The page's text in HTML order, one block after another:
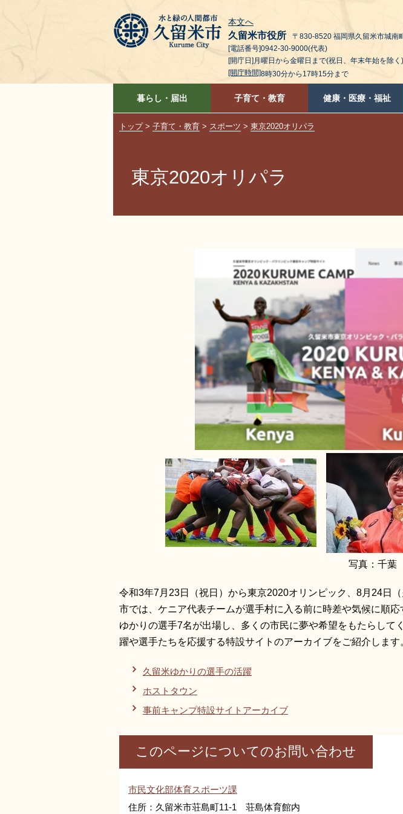
本文へ
久留米市役所 〒830-8520 福岡県久留米市城南
[電話番号]0942-30-9000(代表)
[開庁日]月曜日から金曜日まで(祝日、年末年始を除く)
[開庁時間]8時30分から17時15分まで
暮らし・届出 子育て・教育 健康・医療・福祉
トップ> 子育て・教育 > スポーツ > 東京2020オリパラ
東京2020オリパラ
写真：千葉
令和3年7月23日（祝日）から東京2020オリンピック、8月24日
市では、ケニア代表チームが選手村に入る前に時差や気候に順
ゆかりの選手7名が出場し、多くの市民に夢や希望をもたらし
躍や選手たちを応援する特設サイトのアーカイブをご紹介します
久留米ゆかりの選手の活躍
ホストタウン
事前キャンプ特設サイトアーカイブ
このページについてのお問い合わせ
市民文化部体育スポーツ課
住所：久留米市荘島町11-1 荘島体育館内